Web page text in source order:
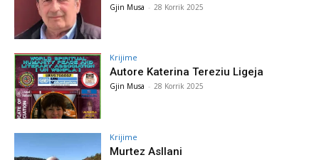
Gjin Musa - 28 Korrik 2025
Krijime
Autore Katerina Tereziu Ligeja
Gjin Musa - 28 Korrik 2025
Krijime
Murtez Asllani